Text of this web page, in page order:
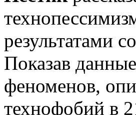
результатами
Показав
феноменов,
технофобий в